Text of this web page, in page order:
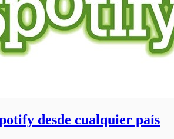
desde cualquier país